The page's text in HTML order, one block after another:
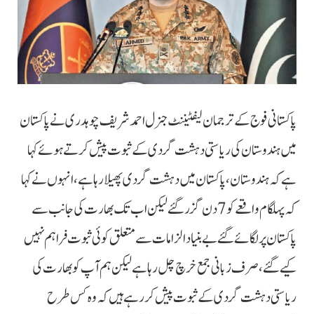
پاکستانی فوج کے ترجمان لیفٹیننٹ جنرل احمد شریف چوہدری نے پاکستان
میں ہندوستان کی ریاستی دہشت گردی کے ثبوت پیش کرتے ہوئے کہا
ہے کہ ہندوستان، پاکستان میں دہشت گردی پھیلا رہا ہے، انہوں نے کہا
کہ پہلگام واقعے کو 7 دن گزرگئے لیکن اب تک بھارت کی جانب سے
پاکستان پر لگائے گئے بے بنیاد الزامات سے متعلق کوئی ثبوت فراہم نہیں
کیے گئے، صرف زبانی جمع خرچ چل رہا ہے لیکن ہم آپ کو بھارت کی
ریاستی دہشت گردی کے ثبوت پیش کر رہے ہیں کہ وہ کس طرح